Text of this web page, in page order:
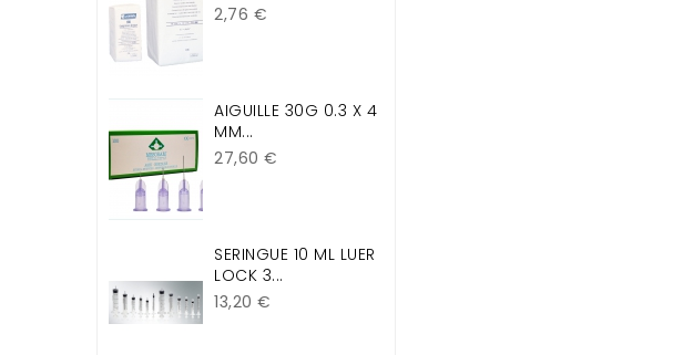
Prix
2,76 €
AIGUILLE 30G 0.3 X 4
MM...
Prix
27,60 €
SERINGUE 10 ML LUER
LOCK 3...
Prix
13,20 €